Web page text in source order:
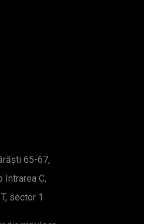
65-67,
Intrarea C,
sector 1